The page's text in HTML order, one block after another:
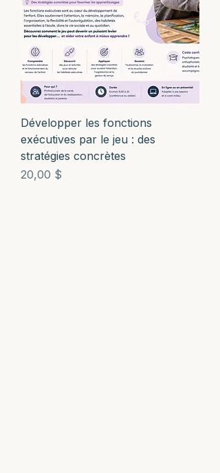
Développer les fonctions
exécutives par le jeu : des
stratégies concrètes
Prix
20,00 $